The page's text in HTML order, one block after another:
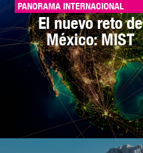
PANORAMA INTERNACIONAL
El nuevo reto de
México: MIST